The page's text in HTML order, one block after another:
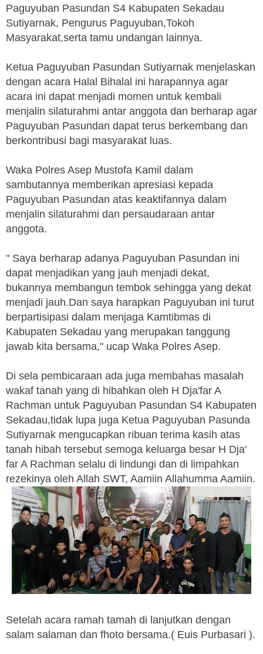
Paguyuban Pasundan S4 Kabupaten Sekadau
Sutiyarnak, Pengurus Paguyuban,Tokoh
Masyarakat,serta tamu undangan lainnya.
Ketua Paguyuban Pasundan Sutiyarnak menjelaskan
dengan acara Halal Bihalal ini harapannya agar
acara ini dapat menjadi momen untuk kembali
menjalin silaturahmi antar anggota dan berharap agar
Paguyuban Pasundan dapat terus berkembang dan
berkontribusi bagi masyarakat luas.
Waka Polres Asep Mustofa Kamil dalam
sambutannya memberikan apresiasi kepada
Paguyuban Pasundan atas keaktifannya dalam
menjalin silaturahmi dan persaudaraan antar
anggota.
" Saya berharap adanya Paguyuban Pasundan ini
dapat menjadikan yang jauh menjadi dekat,
bukannya membangun tembok sehingga yang dekat
menjadi jauh.Dan saya harapkan Paguyuban ini turut
berpartisipasi dalam menjaga Kamtibmas di
Kabupaten Sekadau yang merupakan tanggung
jawab kita bersama," ucap Waka Polres Asep.
Di sela pembicaraan ada juga membahas masalah
wakaf tanah yang di hibahkan oleh H Dja'far A
Rachman untuk Paguyuban Pasundan S4 Kabupaten
Sekadau,tidak lupa juga Ketua Paguyuban Pasunda
Sutiyarnak mengucapkan ribuan terima kasih atas
tanah hibah tersebut semoga keluarga besar H Dja'
far A Rachman selalu di lindungi dan di limpahkan
rezekinya oleh Allah SWT, Aamiin Allahumma Aamiin.
Setelah acara ramah tamah di lanjutkan dengan
salam salaman dan fhoto bersama.( Euis Purbasari ).